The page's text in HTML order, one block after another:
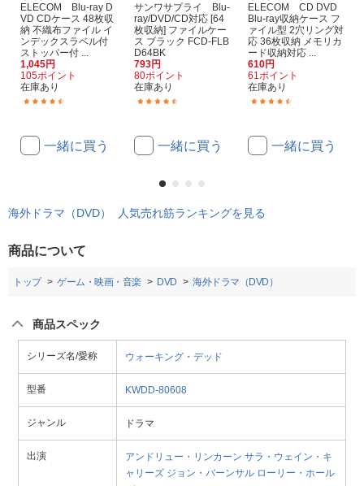
ELECOM Blu-ray D
VD CDケース 48枚収
納 不織布ファイル イ
ンデックスラベル付
ストッパー付 ...
1,045円
105ポイント
在庫あり
一緒に買う
サンワサプライ Blu-
ray/DVD/CD対応 [64
枚収納] ファイルケー
ス ブラック FCD-FLB
D64BK
793円
80ポイント
在庫あり
一緒に買う
ELECOM CD DVD
Blu-ray収納ケース フ
ァイル型 2穴リング対
応 36枚収納 メモリカ
ード収納対応 ...
610円
61ポイント
在庫あり
一緒に買う
海外ドラマ（DVD） 人気売れ筋ランキングを見る
商品について
トップ ゲーム・映画・音楽 DVD 海外ドラマ（DVD）
商品スペック
シリーズ名/愛称 ウォーキング・デッド
型番 KWDD-80608
ジャンル ドラマ
出演 アンドリュー・リンカーン サラ・ウェイン・キ
ャリーズ ジョン・バーンサル ローリー・ホール